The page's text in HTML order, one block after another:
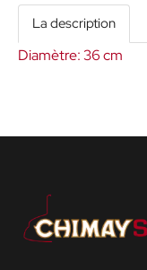
La description
Diamètre: 36 cm